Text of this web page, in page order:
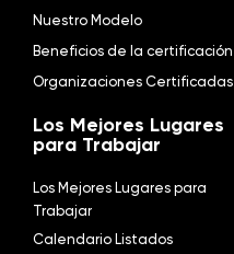
Nuestro Modelo
Beneficios de la certificación
Organizaciones Certificadas
Los Mejores Lugares
para Trabajar
Los Mejores Lugares para
Trabajar
Calendario Listados